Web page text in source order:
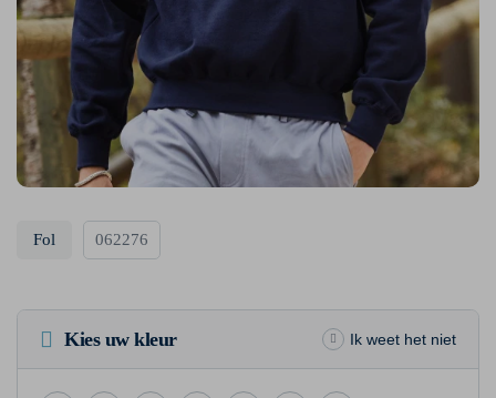
Fol 062276
Kies uw kleur Ik weet het niet